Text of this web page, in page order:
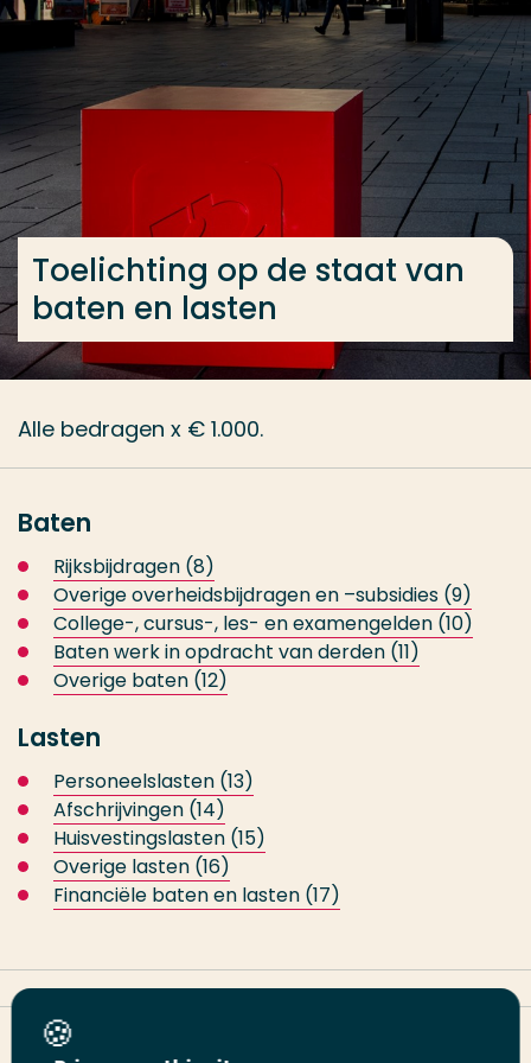
Ga direct naar de content
... > Toelichting op de staat van baten en lasten
Toelichting op de staat van
baten en lasten
Alle bedragen x € 1.000.
Baten
Rijksbijdragen (8)
Overige overheidsbijdragen en –subsidies (9)
College-, cursus-, les- en examengelden (10)
Baten werk in opdracht van derden (11)
Overige baten (12)
Lasten
Personeelslasten (13)
Afschrijvingen (14)
Huisvestingslasten (15)
Overige lasten (16)
Financiële baten en lasten (17)
Deel deze pagina
Veel gezocht
Opleiding
Contact